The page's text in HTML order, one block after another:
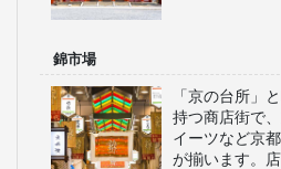
錦市場
「京の台所」
持つ商店街で
イーツなど京
が揃います。